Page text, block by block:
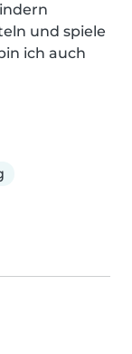
und spiele
ich auch